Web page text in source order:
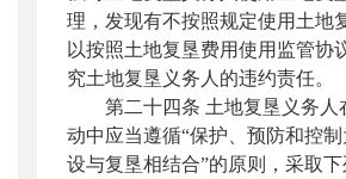
理，发现有不按照规定使用土地
以按照土地复垦费用使用监管协
究土地复垦义务人的违约责任。
第二十四条 土地复垦义务人
动中应当遵循“保护、预防和控
设与复垦相结合”的原则，采取